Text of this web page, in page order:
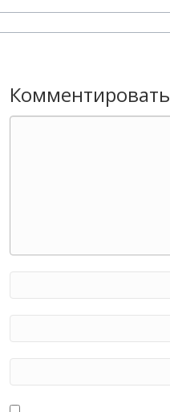
Комментировать